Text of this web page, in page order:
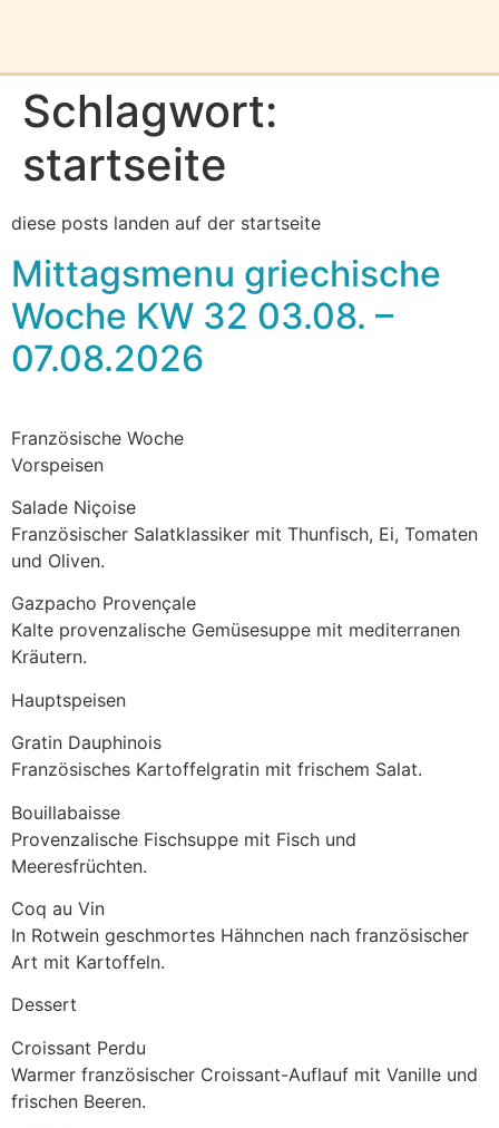
Schlagwort:
startseite
diese posts landen auf der startseite
Mittagsmenu griechische
Woche KW 32 03.08. –
07.08.2026
Französische Woche
Vorspeisen
Salade Niçoise
Französischer Salatklassiker mit Thunfisch, Ei, Tomaten
und Oliven.
Gazpacho Provençale
Kalte provenzalische Gemüsesuppe mit mediterranen
Kräutern.
Hauptspeisen
Gratin Dauphinois
Französisches Kartoffelgratin mit frischem Salat.
Bouillabaisse
Provenzalische Fischsuppe mit Fisch und
Meeresfrüchten.
Coq au Vin
In Rotwein geschmortes Hähnchen nach französischer
Art mit Kartoffeln.
Dessert
Croissant Perdu
Warmer französischer Croissant-Auflauf mit Vanille und
frischen Beeren.